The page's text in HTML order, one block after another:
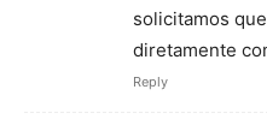
solicitamos
diretamente
Reply